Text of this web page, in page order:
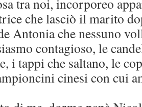
tra noi, incorporeo
che lasciò il marito
Antonia che nessuno
contagioso, le
i tappi che saltano, le
cinesi con cui